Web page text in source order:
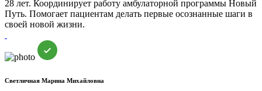
28 лет. Координирует работу амбулаторной программы Новый
Путь. Помогает пациентам делать первые осознанные шаги в
своей новой жизни.
Светличная Марина Михайловна